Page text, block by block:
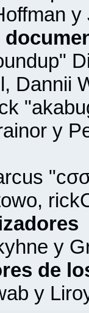
Dannii
y
y
de
y